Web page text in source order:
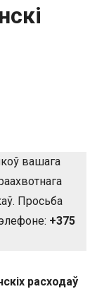
вашага
Просьба
+375
расходаў